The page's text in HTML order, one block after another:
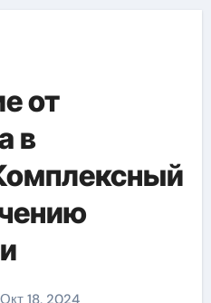
от
в
Окт 18, 2024